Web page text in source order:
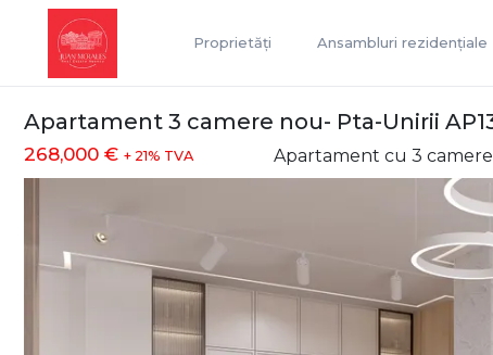
Proprietăți Ansambluri rezidențiale
Apartament 3 camere nou- Pta-Unirii
268,000 € + 21% TVA Apartament cu 3